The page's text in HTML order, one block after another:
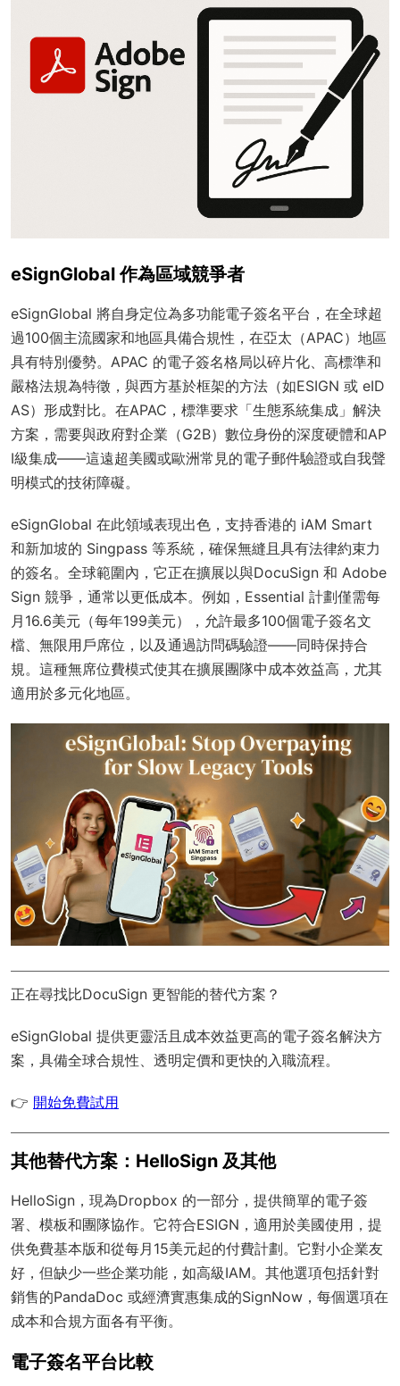
eSignGlobal 作為區域競爭者
eSignGlobal 將自身定位為多功能電子簽名平台，在全球超
過100個主流國家和地區具備合規性，在亞太（APAC）地區
具有特別優勢。APAC 的電子簽名格局以碎片化、高標準和
嚴格法規為特徵，與西方基於框架的方法（如ESIGN 或 eID
AS）形成對比。在APAC，標準要求「生態系統集成」解決
方案，需要與政府對企業（G2B）數位身份的深度硬體和AP
I級集成——這遠超美國或歐洲常見的電子郵件驗證或自我聲
明模式的技術障礙。
eSignGlobal 在此領域表現出色，支持香港的 iAM Smart
和新加坡的 Singpass 等系統，確保無縫且具有法律約束力
的簽名。全球範圍內，它正在擴展以與DocuSign 和 Adobe
Sign 競爭，通常以更低成本。例如，Essential 計劃僅需每
月16.6美元（每年199美元），允許最多100個電子簽名文
檔、無限用戶席位，以及通過訪問碼驗證——同時保持合
規。這種無席位費模式使其在擴展團隊中成本效益高，尤其
適用於多元化地區。
正在尋找比DocuSign 更智能的替代方案？
eSignGlobal 提供更靈活且成本效益更高的電子簽名解決方
案，具備全球合規性 、透明定價和更快的入職流程。
👉 開始免費試用
其他替代方案：HelloSign 及其他
HelloSign，現為Dropbox 的一部分，提供簡單的電子簽
署、模板和團隊協作。它符合ESIGN，適用於美國使用，提
供免費基本版和從每月15美元起的付費計劃。它對小企業友
好，但缺少一些企業功能，如高級IAM。其他選項包括針對
銷售的PandaDoc 或經濟實惠集成的SignNow，每個選項在
成本和合規方面各有平衡。
電子簽名平台比較